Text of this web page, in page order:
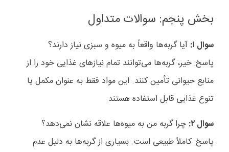
بخش پنجم: سوالات متداول
سوال ۱ : آیا گربه‌ها واقعاً به میوه و سبزی نیاز دارند؟
پاسخ: خیر، گربه‌ها می‌توانند تمام نیازهای غذایی خود را از
منابع حیوانی تأمین کنند. این مواد فقط به عنوان مکمل یا
تنوع غذایی قابل استفاده هستند.
سوال ۲ : چرا گربه من به میوه‌ها علاقه نشان نمی‌دهد؟
پاسخ: کاملاً طبیعی است. بسیاری از گربه‌ها به دلیل عدم